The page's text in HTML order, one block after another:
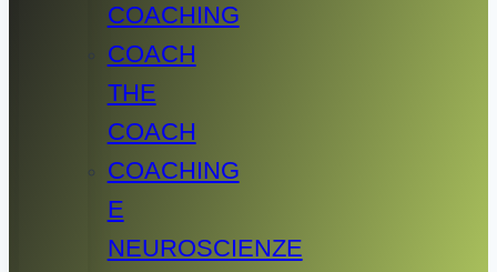
COACHING
COACH
THE
COACH
COACHING
E
NEUROSCIENZE